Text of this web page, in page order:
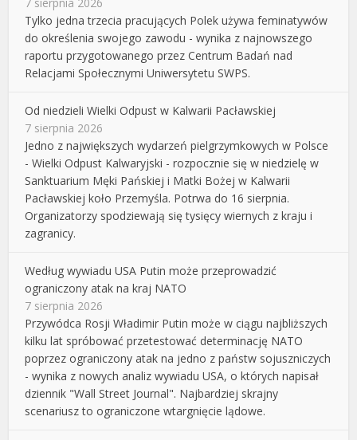
7 sierpnia 2026
Tylko jedna trzecia pracujących Polek używa feminatywów
do określenia swojego zawodu - wynika z najnowszego
raportu przygotowanego przez Centrum Badań nad
Relacjami Społecznymi Uniwersytetu SWPS.
Od niedzieli Wielki Odpust w Kalwarii Pacławskiej
7 sierpnia 2026
Jedno z największych wydarzeń pielgrzymkowych w Polsce
- Wielki Odpust Kalwaryjski - rozpocznie się w niedzielę w
Sanktuarium Męki Pańskiej i Matki Bożej w Kalwarii
Pacławskiej koło Przemyśla. Potrwa do 16 sierpnia.
Organizatorzy spodziewają się tysięcy wiernych z kraju i
zagranicy.
Według wywiadu USA Putin może przeprowadzić
ograniczony atak na kraj NATO
7 sierpnia 2026
Przywódca Rosji Władimir Putin może w ciągu najbliższych
kilku lat spróbować przetestować determinację NATO
poprzez ograniczony atak na jedno z państw sojuszniczych
- wynika z nowych analiz wywiadu USA, o których napisał
dziennik "Wall Street Journal". Najbardziej skrajny
scenariusz to ograniczone wtargnięcie lądowe.